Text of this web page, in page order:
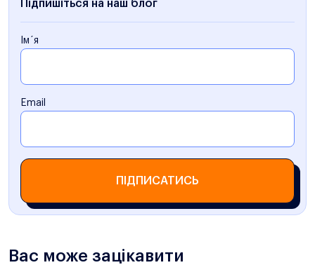
Підпишіться на наш блог
Ім´я
Email
ПІДПИСАТИСЬ
Вас може зацікавити